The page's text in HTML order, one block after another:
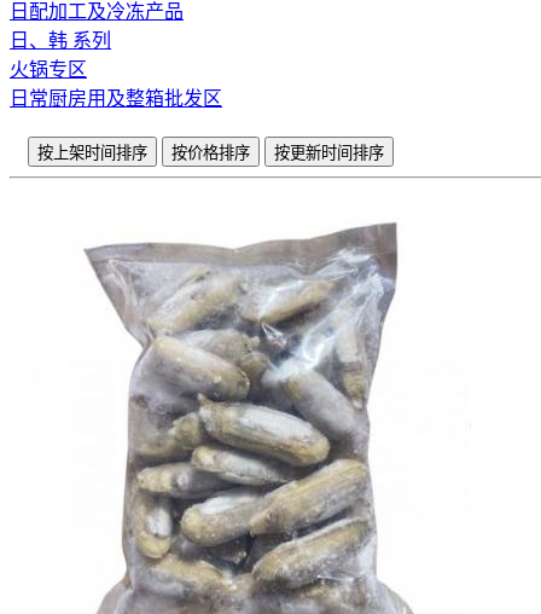
日配加工及冷冻产品
日、韩 系列
火锅专区
日常厨房用及整箱批发区
按上架时间排序 按价格排序 按更新时间排序